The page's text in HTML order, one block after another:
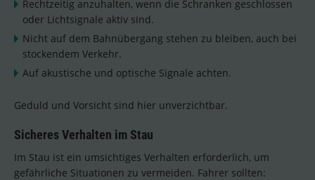
Rechtzeitig anzuhalten, wenn die Schranken geschlossen
oder Lichtsignale aktiv sind.
Nicht auf dem Bahnübergang stehen zu bleiben, auch bei
stockendem Verkehr.
Auf akustische und optische Signale achten.
Geduld und Vorsicht sind hier unverzichtbar.
Sicheres Verhalten im Stau
Im Stau ist ein umsichtiges Verhalten erforderlich, um
gefährliche Situationen zu vermeiden. Fahrer sollten: